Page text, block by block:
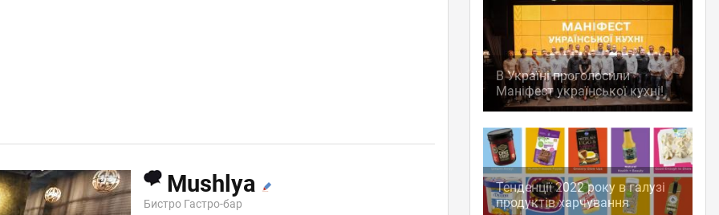
Mushlya
Бистро Гастро-бар
В Україні проголосили
Маніфест української кухні!
Тенденції 2022 року в галузі
продуктів харчування